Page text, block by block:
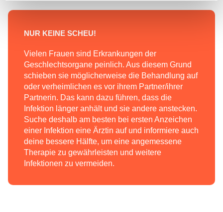
weiteren Daten zusammen, die Sie ihnen bereitgestellt
NUR KEINE SCHEU!
Vielen Frauen sind Erkrankungen der
Geschlechtsorgane peinlich. Aus diesem Grund
schieben sie möglicherweise die Behandlung auf
oder verheimlichen es vor ihrem Partner/ihrer
Partnerin. Das kann dazu führen, dass die
Infektion länger anhält und sie andere anstecken.
Suche deshalb am besten bei ersten Anzeichen
einer Infektion eine Ärztin auf und informiere auch
deine bessere Hälfte, um eine angemessene
Therapie zu gewährleisten und weitere
Infektionen zu vermeiden.